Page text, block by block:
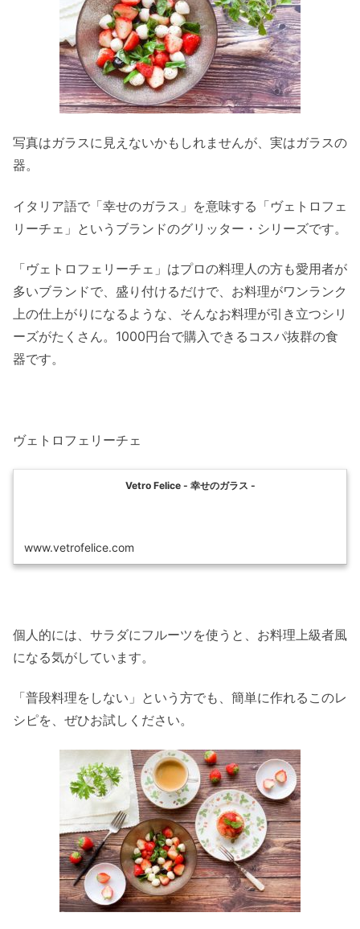
写真はガラスに見えないかもしれませんが、実はガラスの
器。
イタリア語で「幸せのガラス」を意味する「ヴェトロフェ
リーチェ」というブランドのグリッター・シリーズです。
「ヴェトロフェリーチェ」はプロの料理人の方も愛用者が
多いブランドで、盛り付けるだけで、お料理がワンランク
上の仕上がりになるような、そんなお料理が引き立つシリ
ーズがたくさん。1000円台で購入できるコスパ抜群の食
器です。
ヴェトロフェリーチェ
Vetro Felice - 幸せのガラス -
www.vetrofelice.com
個人的には、サラダにフルーツを使うと、お料理上級者風
になる気がしています。
「普段料理をしない」という方でも、簡単に作れるこのレ
シピを、ぜひお試しください。